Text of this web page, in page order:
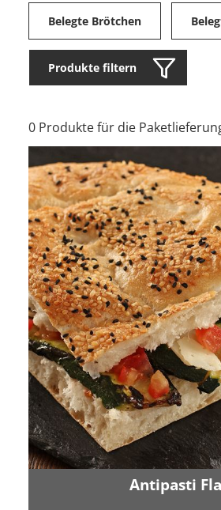
Belegte Brötchen
Produkte filtern
0 Produkte für die
Antipasti